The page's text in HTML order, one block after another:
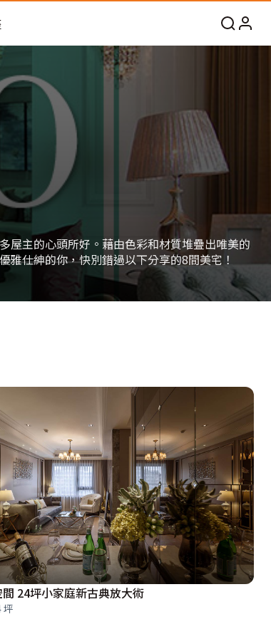
屋主的心頭所好。藉由色彩和材質堆疊出唯美的
仕紳的你，快別錯過以下分享的8間美宅！
24坪小家庭新古典放大術
坪